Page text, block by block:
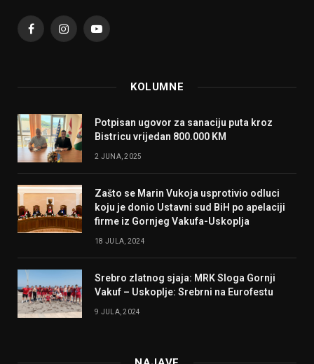
FacebookInstagramYouTube
KOLUMNE
Potpisan ugovor za sanaciju puta kroz
Bistricu vrijedan 800.000 KM
2 JUNA, 2025
Zašto se Marin Vukoja usprotivio odluci
koju je donio Ustavni sud BiH po apelaciji
firme iz Gornjeg Vakufa-Uskoplja
18 JULA, 2024
Srebro zlatnog sjaja: MRK Sloga Gornji
Vakuf – Uskoplje: Srebrni na Eurofestu
9 JULA, 2024